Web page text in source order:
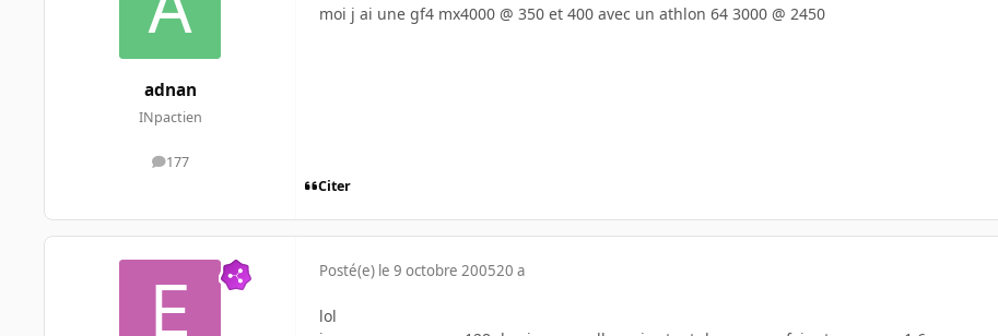
adnan
INpactien
177
messages
moi j ai une gf4 mx4000 @ 350 et 400 avec un athlon 64 3000 @ 2450
Citer
Posté(e) le 9 octobre 200520 a
lol